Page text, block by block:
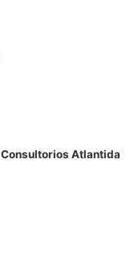
Consultorios Atlantida